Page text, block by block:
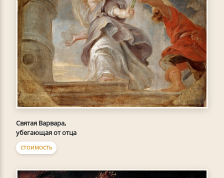
Святая Варвара,
убегающая от отца
СТОИМОСТЬ